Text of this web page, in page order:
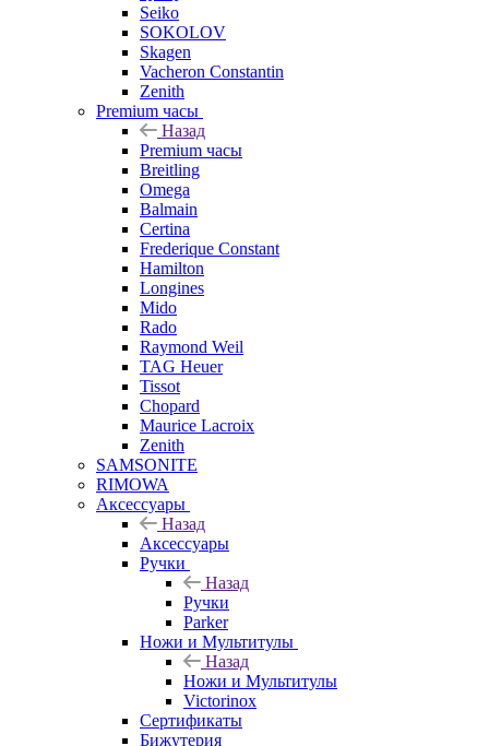
Seiko
SOKOLOV
Skagen
Vacheron Constantin
Zenith
Premium часы
Назад
Premium часы
Breitling
Omega
Balmain
Certina
Frederique Constant
Hamilton
Longines
Mido
Rado
Raymond Weil
TAG Heuer
Tissot
Chopard
Maurice Lacroix
Zenith
SAMSONITE
RIMOWA
Аксессуары
Назад
Аксессуары
Ручки
Назад
Ручки
Parker
Ножи и Мультитулы
Назад
Ножи и Мультитулы
Victorinox
Сертификаты
Бижутерия